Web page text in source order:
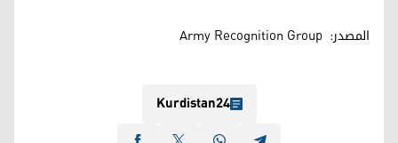
المصدر: Army Recognition Group
Kurdistan24